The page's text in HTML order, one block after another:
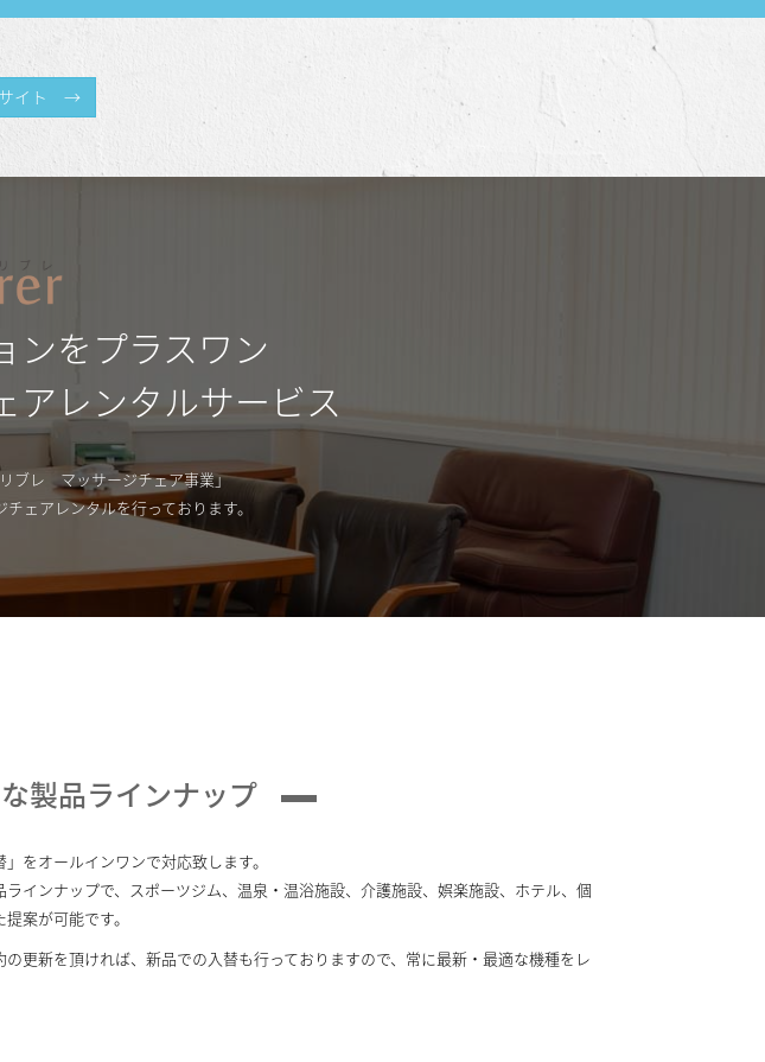
サイト →
ンをプラスワン
アレンタルサービス
ブレ マッサージチェア事業」
ェアレンタルを行っております。
製品ラインナップ
をオールインワンで対応致します。
インナップで、スポーツジム、温泉・温浴施設、介護施設、娯楽施設、ホテル、個
案が可能です。
更新を頂ければ、新品での入替も行っておりますので、常に最新・最適な機種をレ